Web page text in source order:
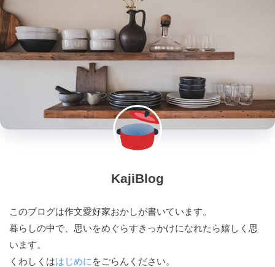
KajiBlog
このブログは作文愛好家おかしが書いています。
暮らしの中で、思いをめぐらすきっかけになれたら嬉しく思
います。
くわしくははじめに をごらんください。